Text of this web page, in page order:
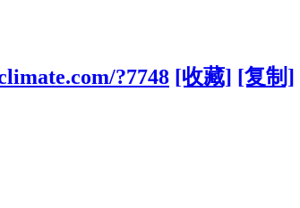
?7748 [收藏] [复制]